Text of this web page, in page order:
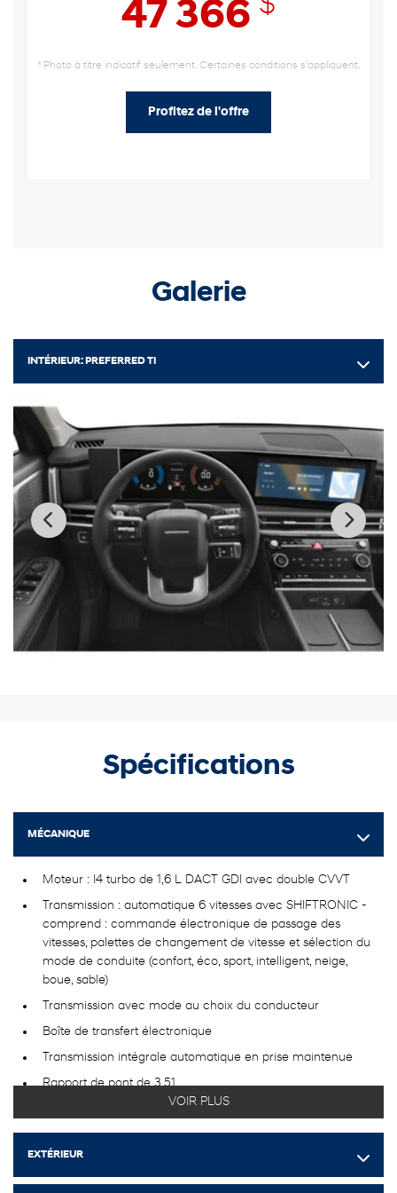
Galerie
INTÉRIEUR: PREFERRED TI
Spécifications
MÉCANIQUE
Moteur : I4 turbo de 1,6 L DACT GDI avec double CVVT
Transmission : automatique 6 vitesses avec SHIFTRONIC -
comprend : commande électronique de passage des
vitesses, palettes de changement de vitesse et sélection du
mode de conduite (confort, éco, sport, intelligent, neige,
boue, sable)
Transmission avec mode au choix du conducteur
Boîte de transfert électronique
Transmission intégrale automatique en prise maintenue
Rapport de pont de 3,51
Batterie avec protection antidécharge
Démarreur-générateur de véhicule hybride
Équipement de remorquage -comprend : dispositif anti-
louvoiement de la remorque
VOIR PLUS
EXTÉRIEUR
47 366 $
* Photo à titre indicatif seulement. Certaines conditions s'appliquent.
Profitez de l'offre